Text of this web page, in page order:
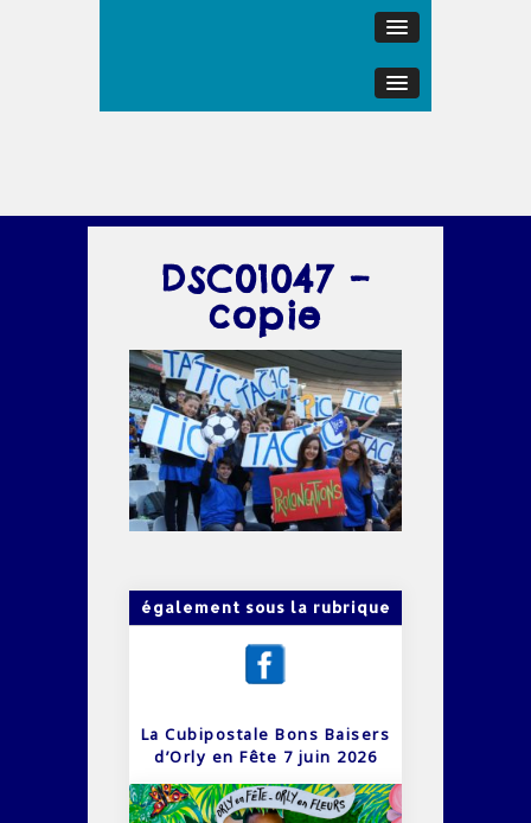
DSC01047 –
copie
également sous la rubrique
La Cubipostale Bons Baisers
d’Orly en Fête 7 juin 2026